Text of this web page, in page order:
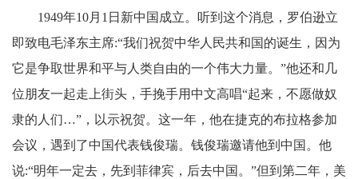
1949年10月1日新中国成立。听到这个消息，罗伯逊立
即致电毛泽东主席:“我们祝贺中华人民共和国的诞生，因为
它是争取世界和平与人类自由的一个伟大力量。”他还和几
位朋友一起走上街头，手挽手用中文高唱“起来，不愿做奴
隶的人们…”，以示祝贺。这一年，他在捷克的布拉格参加
会议，遇到了中国代表钱俊瑞。钱俊瑞邀请他到中国。他
说:“明年一定去，先到菲律宾，后去中国。”但到第二年，美